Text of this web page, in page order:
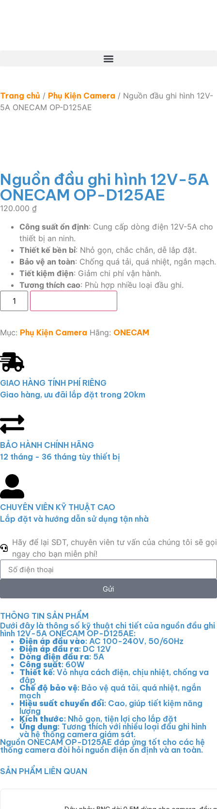
Trang chủ / Phụ Kiện Camera / Nguồn đầu ghi hình 12V-
5A ONECAM OP-D125AE
Nguồn đầu ghi hình 12V-5A
ONECAM OP-D125AE
120.000 ₫
Công suất ổn định: Cung cấp dòng điện 12V-5A cho
thiết bị an ninh.
Thiết kế bền bỉ: Nhỏ gọn, chắc chắn, dễ lắp đặt.
Bảo vệ an toàn: Chống quá tải, quá nhiệt, ngắn mạch.
Tiết kiệm điện: Giảm chi phí vận hành.
Tương thích cao: Phù hợp nhiều loại đầu ghi.
Mục: Phụ Kiện Camera Hãng: ONECAM
GIAO HÀNG TÍNH PHÍ RIÊNG
Giao hàng, ưu đãi lắp đặt trong 20km
BẢO HÀNH CHÍNH HÃNG
12 tháng - 36 tháng tùy thiết bị
CHUYÊN VIÊN KỸ THUẬT CAO
Lắp đặt và hướng dẫn sử dụng tận nhà
Hãy để lại SĐT, chuyên viên tư vấn của chúng tôi sẽ gọi
ngay cho bạn miễn phí!
Gửi
THÔNG TIN SẢN PHẨM
Dưới đây là thông số kỹ thuật chi tiết của nguồn đầu ghi
hình 12V-5A ONECAM OP-D125AE:
Điện áp đầu vào: AC 100-240V, 50/60Hz
Điện áp đầu ra: DC 12V
Dòng điện đầu ra: 5A
Công suất: 60W
Thiết kế: Vỏ nhựa cách điện, chịu nhiệt, chống va
đập
Chế độ bảo vệ: Bảo vệ quá tải, quá nhiệt, ngắn
mạch
Hiệu suất chuyển đổi: Cao, giúp tiết kiệm năng
lượng
Kích thước: Nhỏ gọn, tiện lợi cho lắp đặt
Ứng dụng: Tương thích với nhiều loại đầu ghi hình
và hệ thống camera giám sát.
Nguồn ONECAM OP-D125AE đáp ứng tốt cho các hệ
thống camera đòi hỏi nguồn điện ổn định và an toàn.
SẢN PHẨM LIÊN QUAN